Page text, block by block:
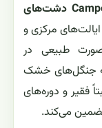
زیستگاه اصلی Campomanesia adamantium دشت‌های
ایالت‌های مرکزی و
طبیعی در
جنگل‌های خشک
فقیر و دوره‌های
می‌کند.